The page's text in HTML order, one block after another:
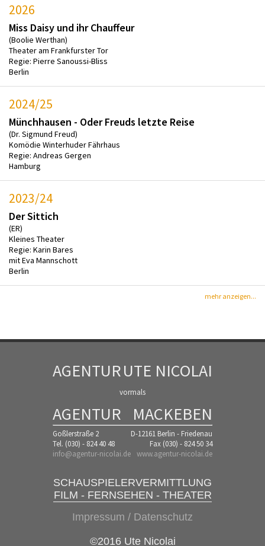
2026
Miss Daisy und ihr Chauffeur
(Boolie Werthan)
Theater am Frankfurster Tor
Regie: Pierre Sanoussi-Bliss
Berlin
2024/25
Münchhausen - Oder Freuds letzte Reise
(Dr. Sigmund Freud)
Komödie Winterhuder Fährhaus
Regie: Andreas Gergen
Hamburg
2023/24
Der Sittich
(ER)
Kleines Theater
Regie: Karin Bares
mit Eva Mannschott
Berlin
mehr anzeigen...
AGENTURUTE NICOLAI
vormals
AGENTUR MACKEBEN
Goßlerstraße 2
D-12161 Berlin - Friedenau
Tel. (030) - 824 40 48
Fax (030) - 824 50 34
info@agentur-nicolai.de www.agentur-nicolai.de
SCHAUSPIELERVERMITTLUNG
FILM - FERNSEHEN - THEATER
Impressum / Datenschutz
©2016 Ute Nicolai